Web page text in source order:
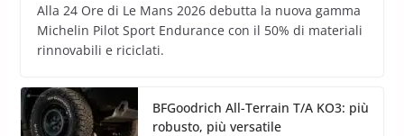
Alla 24 Ore di Le Mans 2026 debutta la nuova gamma
Michelin Pilot Sport Endurance con il 50% di materiali
rinnovabili e riciclati.
BFGoodrich All-Terrain T/A KO3: più
robusto, più versatile